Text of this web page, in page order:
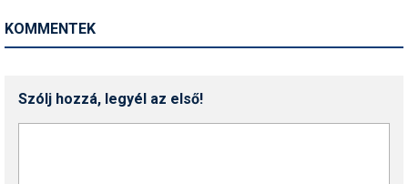
Sífelszerelés
Síléc
KOMMENTEK
Szólj hozzá, legyél az első!